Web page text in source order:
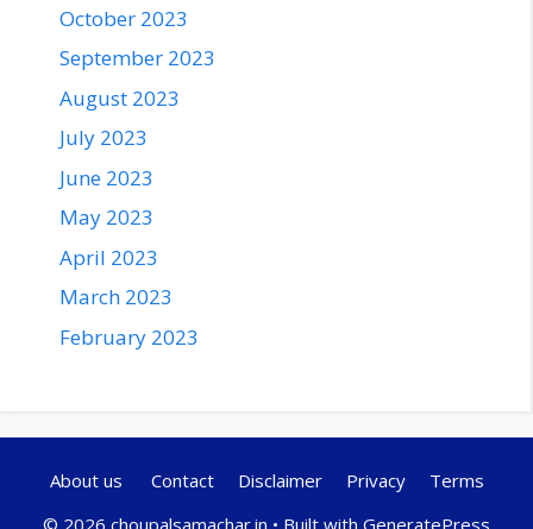
October 2023
September 2023
August 2023
July 2023
June 2023
May 2023
April 2023
March 2023
February 2023
About us Contact Disclaimer Privacy
Terms
© 2026 choupalsamachar.in • Built with GeneratePress